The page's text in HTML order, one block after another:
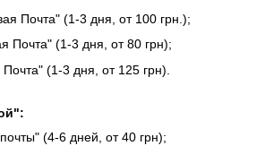
Почта" (1-3 дня, от 100 грн.);
Почта" (1-3 дня, от 80 грн);
(1-3 дня, от 125 грн).
(4-6 дней, от 40 грн);